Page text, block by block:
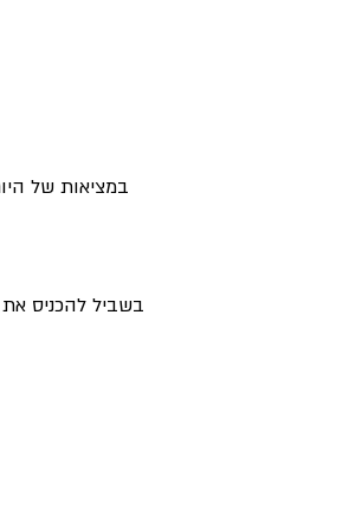
במציאות של
בשביל להכניס